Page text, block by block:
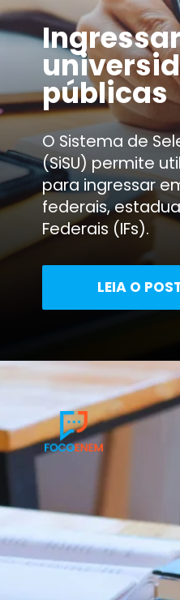
O Sistema de
(SiSU) permite
para ingressar
federais,
Federais (IFs).
públicas
LEIA O